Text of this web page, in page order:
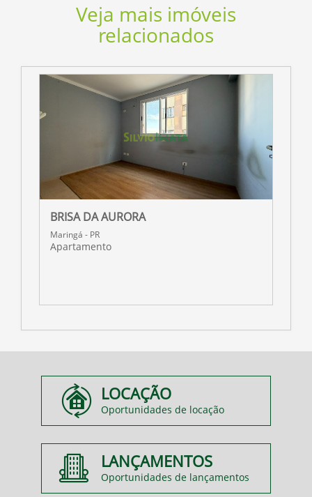
Veja mais imóveis
relacionados
BRISA DA AURORA
Maringá - PR
Apartamento
LOCAÇÃO
Oportunidades de locação
LANÇAMENTOS
Oportunidades de lançamentos